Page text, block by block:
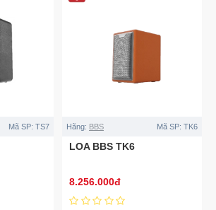
Mã SP: TS7 Hãng: BBS Mã SP: TK6
LOA BBS TK6
8.256.000đ